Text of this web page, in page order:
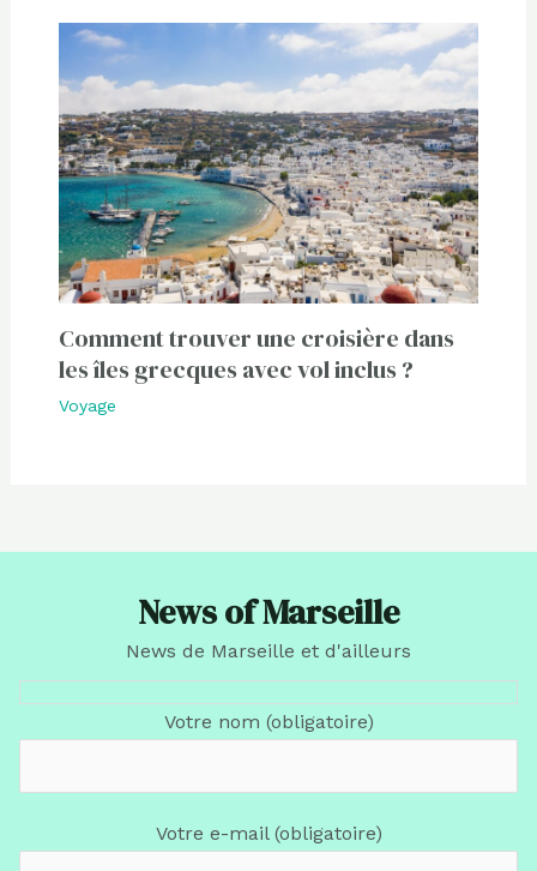
Comment trouver une croisière dans
les îles grecques avec vol inclus ?
Voyage
News of Marseille
News de Marseille et d'ailleurs
Votre nom (obligatoire)
Votre e-mail (obligatoire)